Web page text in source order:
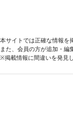
本サイトでは正確な情報を
また、会員の方が追加・
※掲載情報に間違いを発見